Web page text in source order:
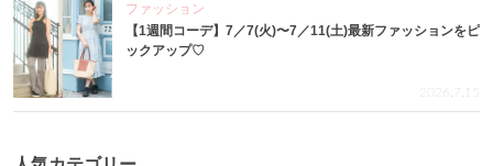
ファッション
【1週間コーデ】7／7(火)〜7／11(土)最新ファッションをピ
ックアップ♡
2026.7.15